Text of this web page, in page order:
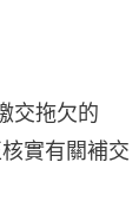
交拖欠的
實有關補交